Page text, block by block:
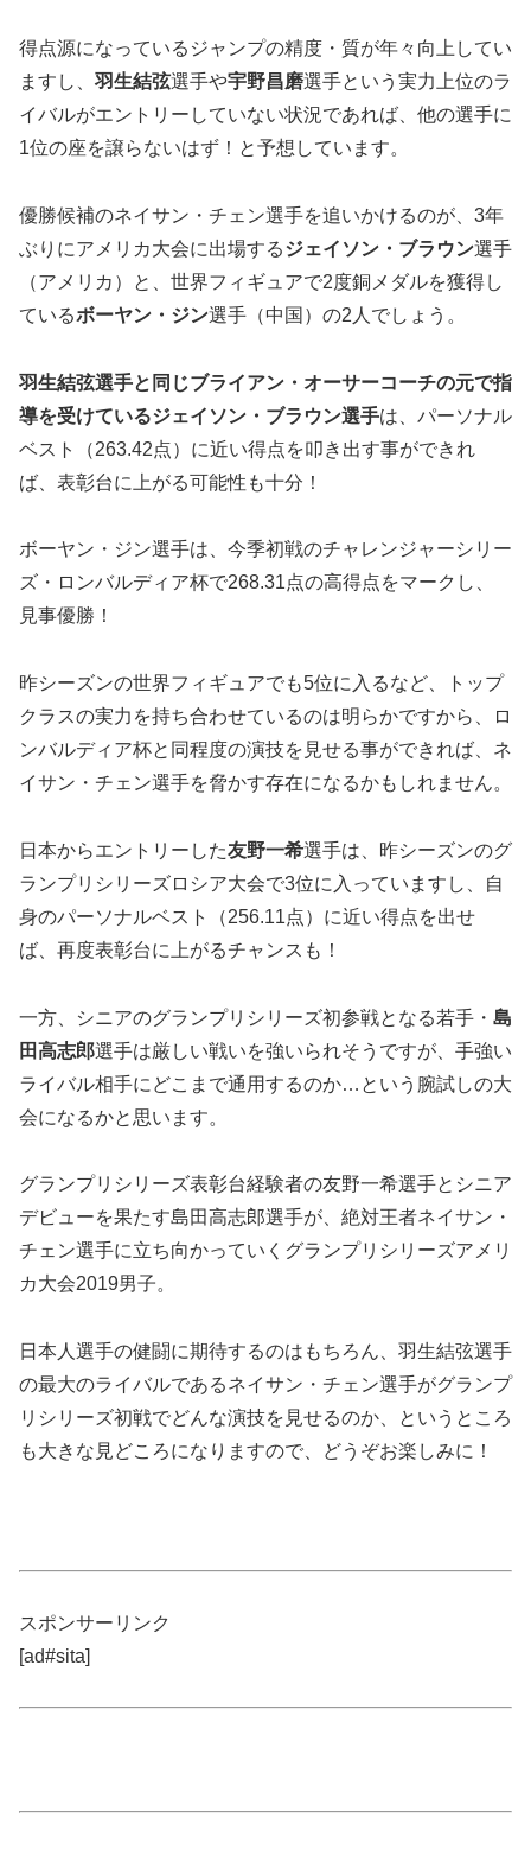
得点源になっているジャンプの精度・質が年々向上してい
ますし、 羽生結弦選手や宇野昌磨選手という実力上位のラ
イバルがエントリーしていない状況であれば、他の選手に
1位の座を譲らないはず！と予想しています。
優勝候補のネイサン・チェン選手を追いかけるのが、3年
ぶりにアメリカ大会に出場するジェイソン・ブラウン選手
（アメリカ）と、世界フィギュアで2度銅メダルを獲得し
ているボーヤン・ジン選手（中国）の2人でしょう。
羽生結弦選手と同じブライアン・オーサーコーチの元で指
導を受けているジェイソン・ブラウン選手は、パーソナル
ベスト（263.42点）に近い得点を叩き出す事ができれ
ば、表彰台に上がる可能性も十分！
ボーヤン・ジン選手は、今季初戦のチャレンジャーシリー
ズ・ロンバルディア杯で268.31点の高得点をマークし、
見事優勝！
昨シーズンの世界フィギュアでも5位に入るなど、トップ
クラスの実力を持ち合わせているのは明らかですから、ロ
ンバルディア杯と同程度の演技を見せる事ができれば、ネ
イサン・チェン選手を脅かす存在になるかもしれません。
日本からエントリーした友野一希選手は、昨シーズンのグ
ランプリシリーズロシア大会で3位に入っていますし、自
身のパーソナルベスト（256.11点）に近い得点を出せ
ば、再度表彰台に上がるチャンスも！
一方、シニアのグランプリシリーズ初参戦となる若手・ 島
田高志郎選手は厳しい戦いを強いられそうですが、手強い
ライバル相手にどこまで通用するのか…という腕試しの大
会になるかと思います。
グランプリシリーズ表彰台経験者の友野一希選手とシニア
デビューを果たす島田高志郎選手が、絶対王者ネイサン・
チェン選手に立ち向かっていくグランプリシリーズアメリ
カ大会2019男子。
日本人選手の健闘に期待するのはもちろん、羽生結弦選手
の最大のライバルであるネイサン・チェン選手がグランプ
リシリーズ初戦でどんな演技を見せるのか、というところ
も大きな見どころになりますので、どうぞお楽しみに！
スポンサーリンク
[ad#sita]